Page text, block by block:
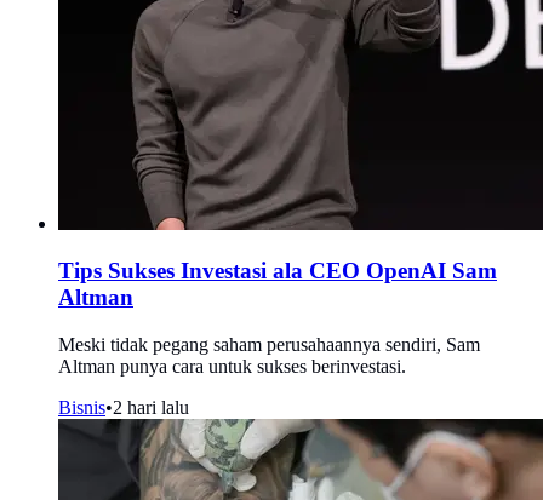
Tips Sukses Investasi ala CEO OpenAI Sam
Altman
Meski tidak pegang saham perusahaannya sendiri, Sam
Altman punya cara untuk sukses berinvestasi.
Bisnis•2 hari lalu